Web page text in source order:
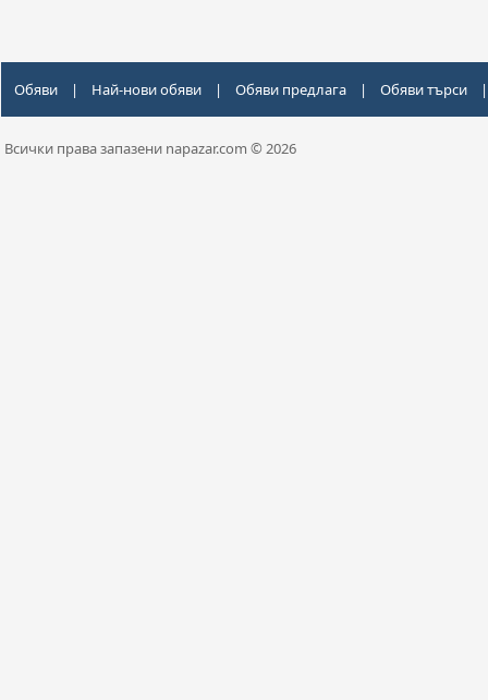
Обяви | Най-нови обяви | Обяви предлага | Обяви търси |
Всички права запазени napazar.com © 2026